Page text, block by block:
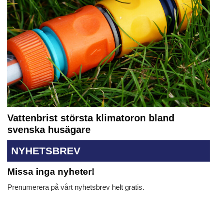
Vattenbrist största klimatoron bland
svenska husägare
NYHETSBREV
Missa inga nyheter!
Prenumerera på vårt nyhetsbrev helt gratis.